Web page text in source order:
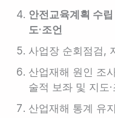
안전교육계획 수
도·조언
사업장 순회점검,
산업재해 원인 조
술적 보좌 및 지도·
산업재해 통계 유